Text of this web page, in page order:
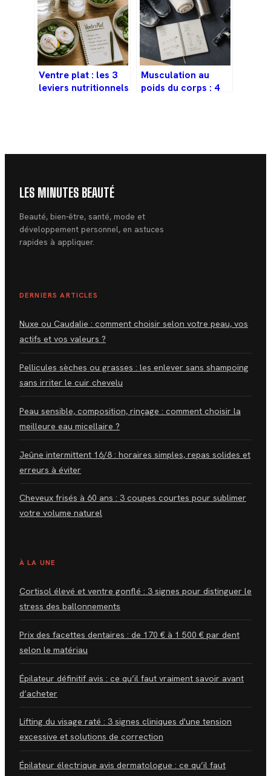
Ventre plat : les 3
leviers nutritionnels
Musculation au
poids du corps : 4
matériel
LES MINUTES BEAUTÉ
Beauté, bien-être, santé, mode et
développement personnel, en astuces
rapides à appliquer.
DERNIERS ARTICLES
Nuxe ou Caudalie : comment choisir selon votre peau, vos
actifs et vos valeurs ?
Pellicules sèches ou grasses : les enlever sans shampoing
sans irriter le cuir chevelu
Peau sensible, composition, rinçage : comment choisir la
meilleure eau micellaire ?
Jeûne intermittent 16/8 : horaires simples, repas solides et
erreurs à éviter
Cheveux frisés à 60 ans : 3 coupes courtes pour sublimer
votre volume naturel
À LA UNE
Cortisol élevé et ventre gonflé : 3 signes pour distinguer le
stress des ballonnements
Prix des facettes dentaires : de 170 € à 1 500 € par dent
selon le matériau
Épilateur définitif avis : ce qu’il faut vraiment savoir avant
d’acheter
Lifting du visage raté : 3 signes cliniques d'une tension
excessive et solutions de correction
Épilateur électrique avis dermatologue : ce qu’il faut